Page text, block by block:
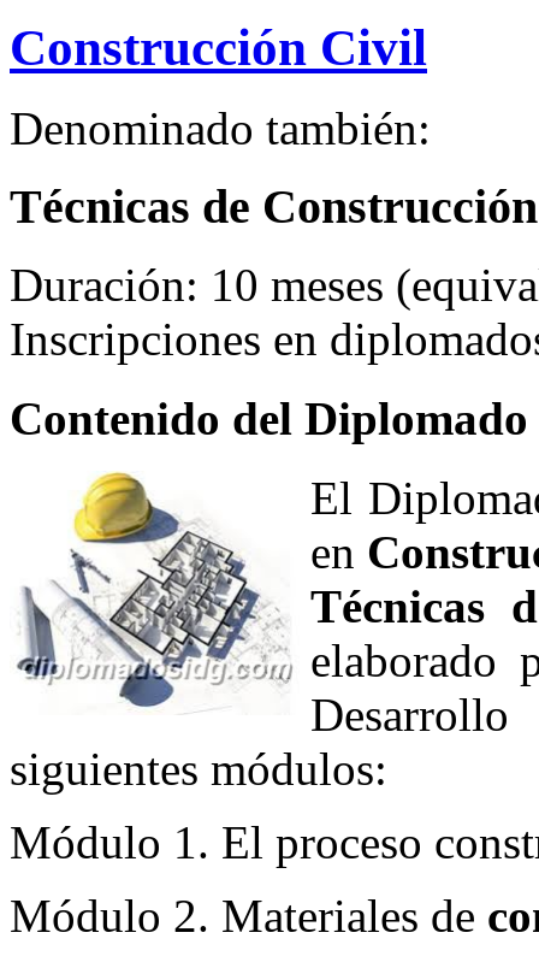
Construcción Civil
Denominado también:
Técnicas de
Duración: 10 meses
Inscripciones en
Contenido del
El
en
Técnicas
elaborado
siguientes módulos:
Módulo 1. El proceso
Módulo 2. Materiales de